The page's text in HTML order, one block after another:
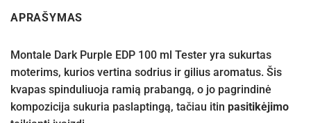
APRAŠYMAS
Montale Dark Purple EDP 100 ml Tester yra sukurtas
moterims, kurios vertina sodrius ir gilius aromatus. Šis
kvapas spinduliuoja ramią prabangą, o jo pagrindinė
kompozicija sukuria paslaptingą, tačiau itin pasitikėjimo